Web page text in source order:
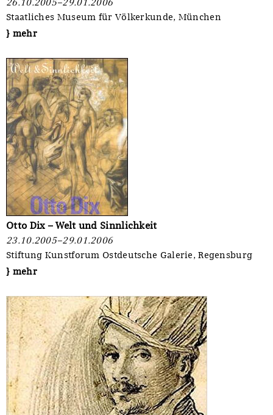
26.10.2005–29.01.2006
Staatliches Museum für Völkerkunde, München
} mehr
Otto Dix – Welt und Sinnlichkeit
23.10.2005–29.01.2006
Stiftung Kunstforum Ostdeutsche Galerie, Regensburg
} mehr